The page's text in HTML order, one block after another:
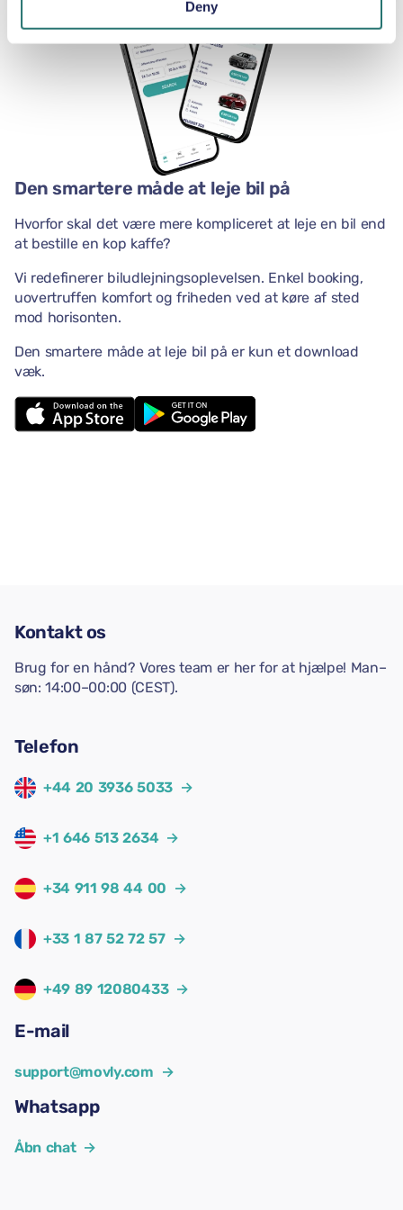
Deny
Den smartere måde at leje bil på
Hvorfor skal det være mere kompliceret at leje en bil end
at bestille en kop kaffe?
Vi redefinerer biludlejningsoplevelsen. Enkel booking,
uovertruffen komfort og friheden ved at køre af sted
mod horisonten.
Den smartere måde at leje bil på er kun et download
væk.
Kontakt os
Brug for en hånd? Vores team er her for at hjælpe! Man–
søn: 14:00–00:00 (CEST).
Telefon
+44 20 3936 5033 →
+1 646 513 2634 →
+34 911 98 44 00 →
+33 1 87 52 72 57 →
+49 89 12080433 →
E-mail
support@movly.com →
Whatsapp
Åbn chat →